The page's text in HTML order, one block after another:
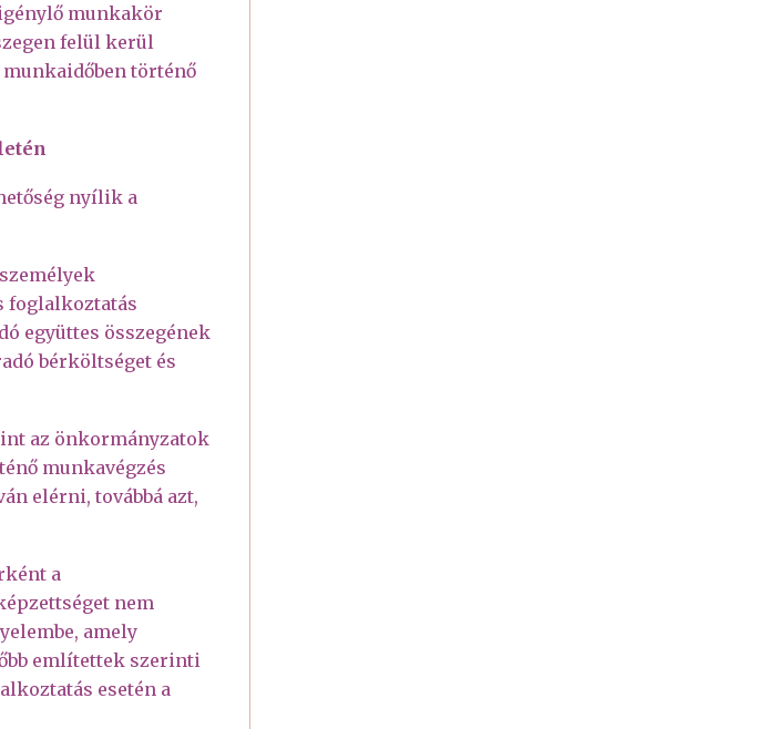
munkakör
felül kerül
történő
nyílik a
foglalkoztatás
együttes összegének
bérköltséget és
az önkormányzatok
munkavégzés
elérni, továbbá azt,
a
nem
amely
említettek szerinti
esetén a